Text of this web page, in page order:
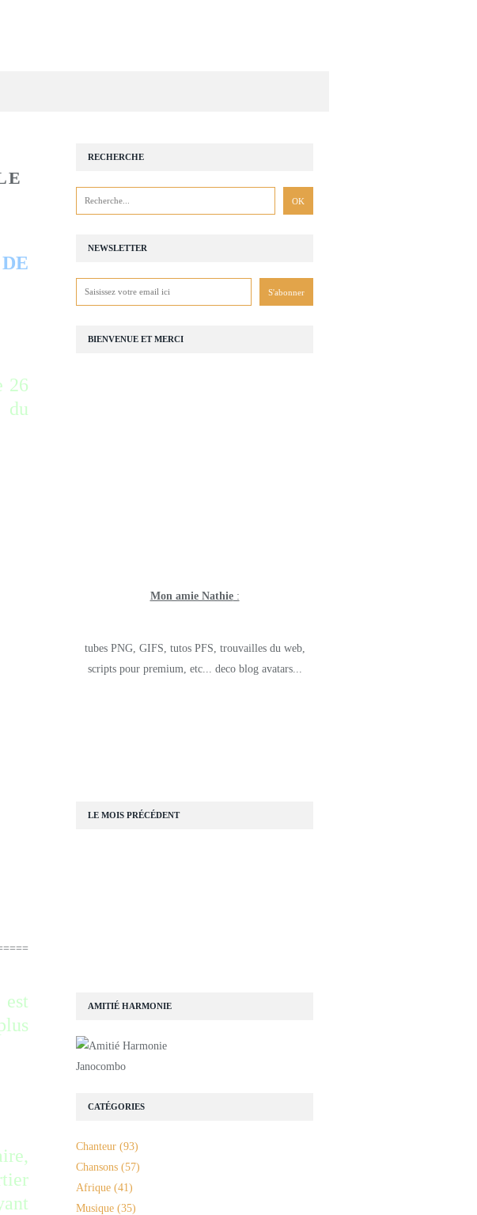
26
du
NEWSLETTER
RECHERCHE
AMITIÉ HARMONIE
Janocombo
CATÉGORIES
Chanteur (93)
Chansons (57)
Afrique (41)
Musique (35)
LE MOIS PRÉCÉDENT
BIENVENUE ET MERCI
Mon amie Nathie:
tubes PNG, GIFS, tutos PFS, trouvailles du web,
scripts pour premium, etc... deco blog avatars...